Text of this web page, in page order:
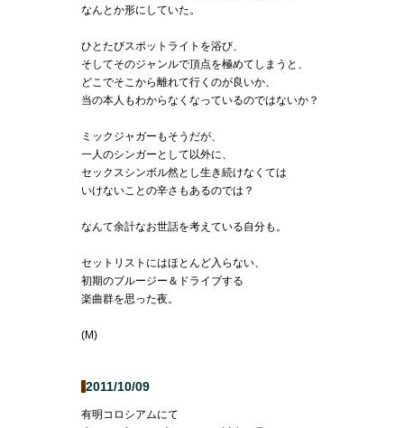
なんとか形にしていた。
ひとたびスポットライトを浴び、
そしてそのジャンルで頂点を極めてしまうと、
どこでそこから離れて行くのが良いか、
当の本人もわからなくなっているのではないか？
ミックジャガーもそうだが、
一人のシンガーとして以外に、
セックスシンボル然とし生き続けなくては
いけないことの辛さもあるのでは？
なんて余計なお世話を考えている自分も。
セットリストにはほとんど入らない、
初期のブルージー＆ドライブする
楽曲群を思った夜。
(M)
2011/10/09
有明コロシアムにて